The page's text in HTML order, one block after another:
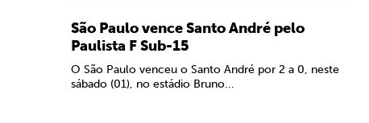
São Paulo vence Santo André pelo
Paulista F Sub-15
O São Paulo venceu o Santo André por 2 a 0, neste
sábado (01), no estádio Bruno...